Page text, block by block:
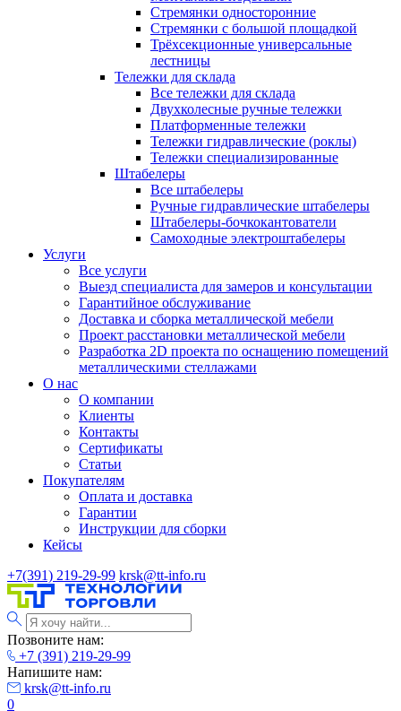
Стремянки односторонние
Стремянки с большой площадкой
Трёхсекционные универсальные
лестницы
Тележки для склада
Все тележки для склада
Двухколесные ручные тележки
Платформенные тележки
Тележки гидравлические (роклы)
Тележки специализированные
Штабелеры
Все штабелеры
Ручные гидравлические штабелеры
Штабелеры-бочкокантователи
Самоходные электроштабелеры
Услуги
Все услуги
Выезд специалиста для замеров и консультации
Гарантийное обслуживание
Доставка и сборка металлической мебели
Проект расстановки металлической мебели
Разработка 2D проекта по оснащению помещений
металлическими стеллажами
О нас
О компании
Клиенты
Контакты
Сертификаты
Статьи
Покупателям
Оплата и доставка
Гарантии
Инструкции для сборки
Кейсы
+7(391) 219-29-99 krsk@tt-info.ru
Позвоните нам:
+7 (391) 219-29-99
Напишите нам:
krsk@tt-info.ru
0